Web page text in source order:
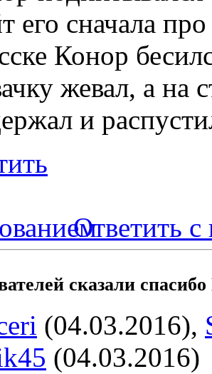
его сначала
Конор
жевал, а на
и
Ответить с
сказали
(04.03.2016),
(04.03.2016)